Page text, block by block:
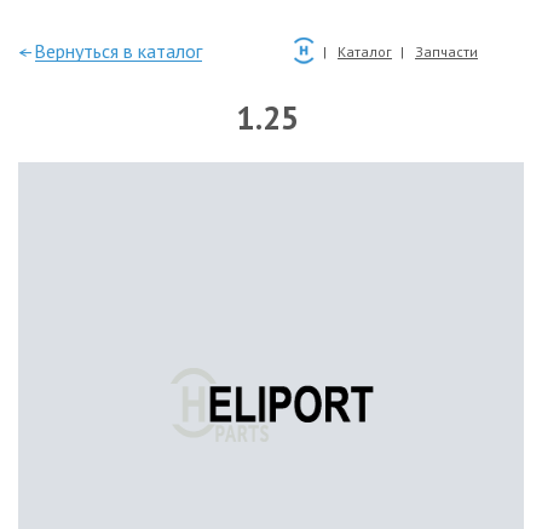
—Вернуться в каталог Каталог Запчасти
1.25